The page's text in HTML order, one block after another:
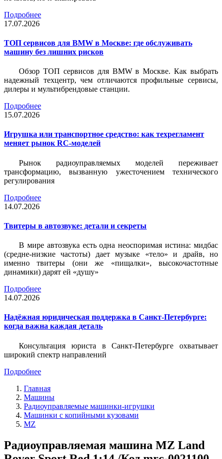
Подробнее
17.07.2026
ТОП сервисов для BMW в Москве: где обслуживать
машину без лишних рисков
Обзор ТОП сервисов для BMW в Москве. Как выбрать
надежный техцентр, чем отличаются профильные сервисы,
дилеры и мультибрендовые станции.
Подробнее
15.07.2026
Игрушка или транспортное средство: как техрегламент
меняет рынок RC-моделей
Рынок радиоуправляемых моделей переживает
трансформацию, вызванную ужесточением технического
регулирования
Подробнее
14.07.2026
Твитеры в автозвуке: детали и секреты
В мире автозвука есть одна неоспоримая истина: мидбас
(средне-низкие частоты) дает музыке «тело» и драйв, но
именно твитеры (они же «пищалки», высокочастотные
динамики) дарят ей «душу»
Подробнее
14.07.2026
Надёжная юридическая поддержка в Санкт-Петербурге:
когда важна каждая деталь
Консультация юриста в Санкт-Петербурге охватывает
широкий спектр направлений
Подробнее
Главная
Машины
Радиоуправляемые машинки-игрушки
Машинки с копийными кузовами
MZ
Радиоуправляемая машина MZ Land